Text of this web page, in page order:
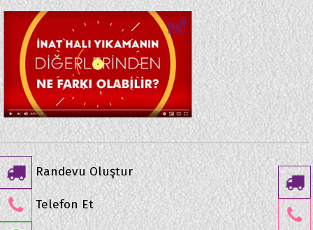
Randevu Oluştur
Telefon Et